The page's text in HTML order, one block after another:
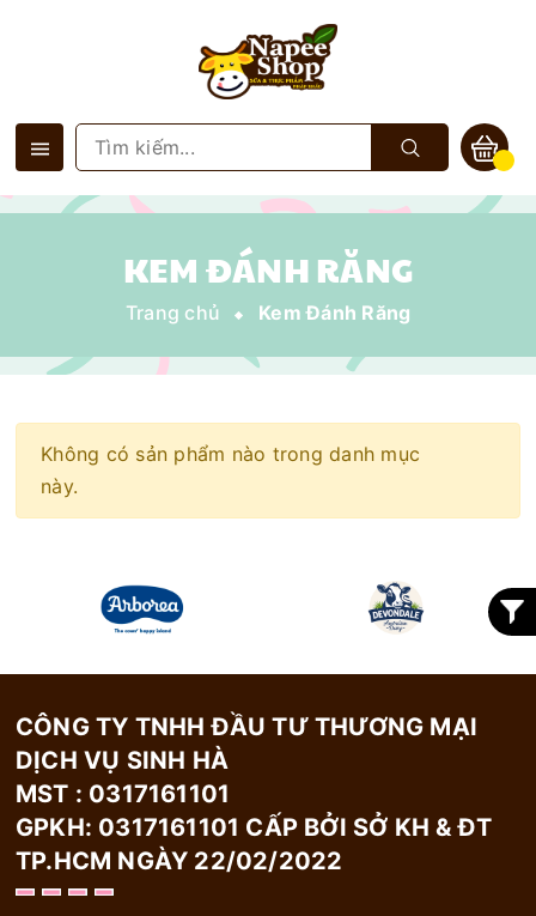
KEM ĐÁNH RĂNG
Trang chủ Kem Đánh Răng
Không có sản phẩm nào trong danh mục
này.
CÔNG TY TNHH ĐẦU TƯ THƯƠNG MẠI
DỊCH VỤ SINH HÀ
MST : 0317161101
GPKH: 0317161101 CẤP BỞI SỞ KH & ĐT
TP.HCM NGÀY 22/02/2022